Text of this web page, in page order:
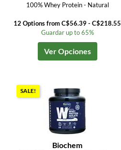
100% Whey Protein - Natural
12 Options from C$56.39 - C$218.55
Guardar up to 65%
Ver Opciones
SALE!
Biochem